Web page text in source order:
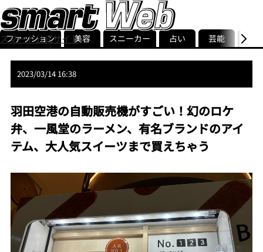
スマート公式サイト
smart最新号
記事一覧ランキング
ストリ
ファッション 美容 スニーカー 占い 芸能 グル
2023/03/14 16:38
羽田空港の自動販売機がすごい！幻のロケ
弁、一風堂のラーメン、有名ブランドのアイ
テム、大人気スイーツまで買えちゃう